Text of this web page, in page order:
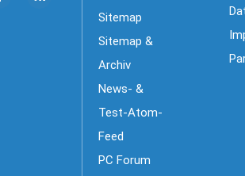
Sitemap
Sitemap &
Archiv
News- &
Test-Atom-
Feed
PC Forum